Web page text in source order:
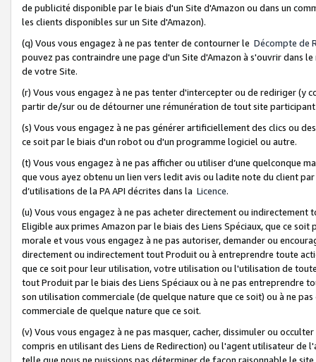
de publicité disponible par le biais d'un Site d'Amazon ou dans un
les clients disponibles sur un Site d'Amazon).
(q) Vous vous engagez à ne pas tenter de contourner le Décompte de
pouvez pas contraindre une page d'un Site d'Amazon à s'ouvrir dans
de votre Site.
(r) Vous vous engagez à ne pas tenter d'intercepter ou de rediriger
partir de/sur ou de détourner une rémunération de tout site
(s) Vous vous engagez à ne pas générer artificiellement des clics ou
ce soit par le biais d'un robot ou d'un programme logiciel ou autre.
(t) Vous vous engagez à ne pas afficher ou utiliser d’une quelconque
que vous ayez obtenu un lien vers ledit avis ou ladite note du client
d’utilisations de la PA API décrites dans la Licence.
(u) Vous vous engagez à ne pas acheter directement ou
Eligible aux primes Amazon par le biais des Liens Spéciaux, que ce
morale et vous vous engagez à ne pas autoriser, demander ou
directement ou indirectement tout Produit ou à entreprendre toute
que ce soit pour leur utilisation, votre utilisation ou l'utilisation de
tout Produit par le biais des Liens Spéciaux ou à ne pas entreprendre
son utilisation commerciale (de quelque nature que ce soit) ou à ne
commerciale de quelque nature que ce soit.
(v) Vous vous engagez à ne pas masquer, cacher, dissimuler ou
compris en utilisant des Liens de Redirection) ou l'agent utilisateur
telle que nous ne puissions pas déterminer de façon raisonnable le